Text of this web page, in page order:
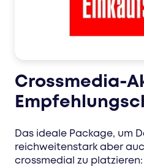
Crossmedia-
Das ideale Package, um
reichweitenstark aber
crossmedial zu platzieren: